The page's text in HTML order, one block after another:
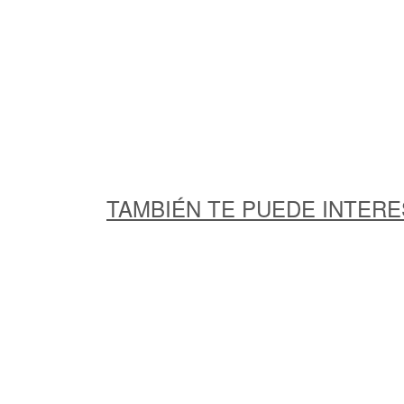
TAMBIÉN TE PUEDE